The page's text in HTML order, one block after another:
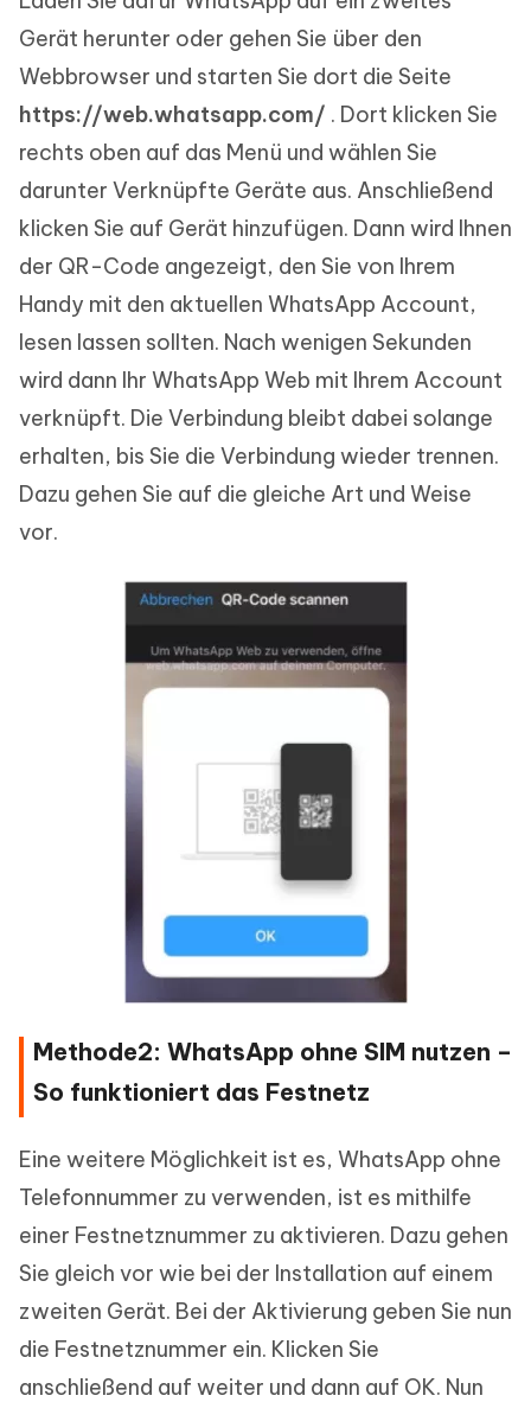
Gerät herunter oder gehen Sie über den
Webbrowser und starten Sie dort die Seite
https://web.whatsapp.com/ . Dort klicken Sie
rechts oben auf das Menü und wählen Sie
darunter Verknüpfte Geräte aus. Anschließend
klicken Sie auf Gerät hinzufügen. Dann wird Ihnen
der QR-Code angezeigt, den Sie von Ihrem
Handy mit den aktuellen WhatsApp Account,
lesen lassen sollten. Nach wenigen Sekunden
wird dann Ihr WhatsApp Web mit Ihrem Account
verknüpft. Die Verbindung bleibt dabei solange
erhalten, bis Sie die Verbindung wieder trennen.
Dazu gehen Sie auf die gleiche Art und Weise
vor.
Methode2: WhatsApp ohne SIM nutzen –
So funktioniert das Festnetz
Eine weitere Möglichkeit ist es, WhatsApp ohne
Telefonnummer zu verwenden, ist es mithilfe
einer Festnetznummer zu aktivieren. Dazu gehen
Sie gleich vor wie bei der Installation auf einem
zweiten Gerät. Bei der Aktivierung geben Sie nun
die Festnetznummer ein. Klicken Sie
anschließend auf weiter und dann auf OK. Nun